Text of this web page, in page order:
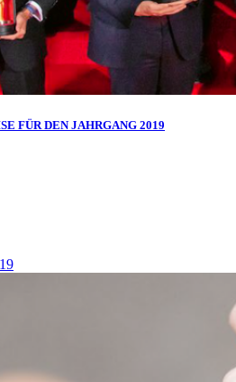
FÜR DEN JAHRGANG 2019